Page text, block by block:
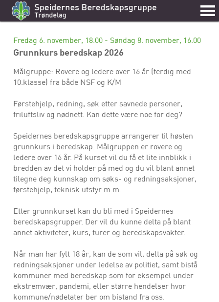
Fredag 6. november, 18.00 - Søndag 8. november, 16.00
Grunnkurs beredskap 2026
Målgruppe: Rovere og ledere over 16 år (ferdig med
10.klasse) fra både NSF og K/M
Førstehjelp, redning, søk etter savnede personer,
friluftsliv og nødnett. Kan dette være noe for deg?
Speidernes beredskapsgruppe arrangerer til høsten
grunnkurs i beredskap. Målgruppen er rovere og
ledere over 16 år. På kurset vil du få et lite innblikk i
bredden av det vi holder på med og du vil blant annet
tilegne deg kunnskap om søks- og redningsaksjoner,
førstehjelp, teknisk utstyr m.m.
Etter grunnkurset kan du bli med i Speidernes
beredskapsgrupper. Der vil du kunne delta på blant
annet aktiviteter, kurs, turer og beredskapsvakter.
Når man har fylt 18 år, kan de som vil, delta på søk og
redningsaksjoner under ledelse av politiet, samt bistå
kommuner med beredskap som for eksempel under
ekstremvær, pandemi, eller større hendelser hvor
kommune/nødetater ber om bistand fra oss.